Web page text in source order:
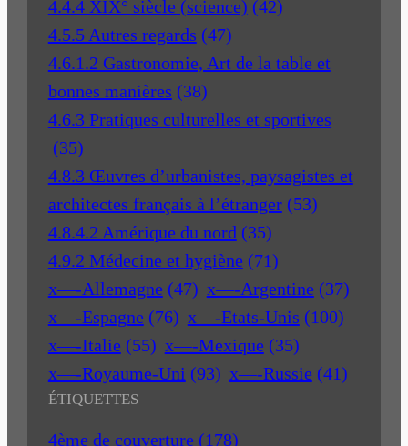
4.4.4 XIX° siècle (science) (42)
4.5.5 Autres regards (47)
4.6.1.2 Gastronomie, Art de la table et
bonnes manières (38)
4.6.3 Pratiques culturelles et sportives
(35)
4.8.3 Œuvres d’urbanistes, paysagistes et
architectes français à l’étranger (53)
4.8.4.2 Amérique du nord (35)
4.9.2 Médecine et hygiène (71)
x—-Allemagne (47) x—-Argentine (37)
x—-Espagne (76) x—-Etats-Unis (100)
x—-Italie (55) x—-Mexique (35)
x—-Royaume-Uni (93) x—-Russie (41)
ÉTIQUETTES
4ème de couverture (178)